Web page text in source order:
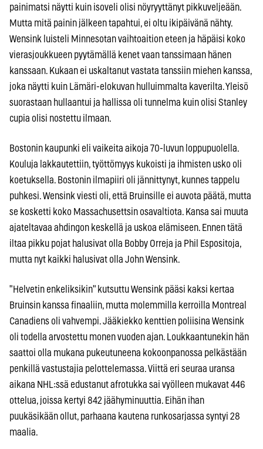
painimatsi näytti kuin isoveli olisi nöyryyttänyt pikkuveljeään.
Mutta mitä painin jälkeen tapahtui, ei oltu ikipäivänä nähty.
Wensink luisteli Minnesotan vaihtoaition eteen ja häpäisi koko
vierasjoukkueen pyytämällä kenet vaan tanssimaan hänen
kanssaan. Kukaan ei uskaltanut vastata tanssiin miehen kanssa,
joka näytti kuin Lämäri-elokuvan hulluimmalta kaverilta. Yleisö
suorastaan hullaantui ja hallissa oli tunnelma kuin olisi Stanley
cupia olisi nostettu ilmaan.
Bostonin kaupunki eli vaikeita aikoja 70-luvun loppupuolella.
Kouluja lakkautettiin, työttömyys kukoisti ja ihmisten usko oli
koetuksella. Bostonin ilmapiiri oli jännittynyt, kunnes tappelu
puhkesi. Wensink viesti oli, että Bruinsille ei auvota päätä, mutta
se kosketti koko Massachusettsin osavaltiota. Kansa sai muuta
ajateltavaa ahdingon keskellä ja uskoa elämiseen. Ennen tätä
iltaa pikku pojat halusivat olla Bobby Orreja ja Phil Espositoja,
mutta nyt kaikki halusivat olla John Wensink.
"Helvetin enkeliksikin" kutsuttu Wensink pääsi kaksi kertaa
Bruinsin kanssa finaaliin, mutta molemmilla kerroilla Montreal
Canadiens oli vahvempi. Jääkiekko kenttien poliisina Wensink
oli todella arvostettu monen vuoden ajan. Loukkaantunekin hän
saattoi olla mukana pukeutuneena kokoonpanossa pelkästään
penkillä vastustajia pelottelemassa. Viittä eri seuraa uransa
aikana NHL:ssä edustanut afrotukka sai vyölleen mukavat 446
ottelua, joissa kertyi 842 jäähyminuuttia. Eihän ihan
puukäsikään ollut, parhaana kautena runkosarjassa syntyi 28
maalia.